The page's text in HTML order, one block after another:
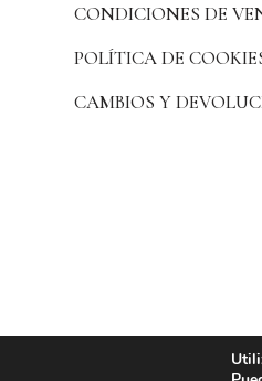
CONDICIONES DE
POLÍTICA DE
CAMBIOS Y